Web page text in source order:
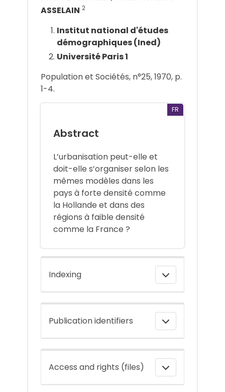
ASSELAIN 2
Institut national d'études
démographiques (Ined)
Université Paris 1
Population et Sociétés, n°25, 1970, p.
1-4.
FR
Abstract
L’urbanisation peut-elle et
doit-elle s’organiser selon les
mêmes modèles dans les
pays à forte densité comme
la Hollande et dans des
régions à faible densité
comme la France ?
Indexing
Publication identifiers
Access and rights (files)